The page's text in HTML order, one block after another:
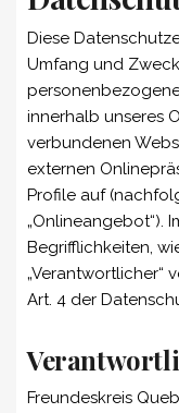
Diese
Umfang und
innerhalb unseres
verbundenen
externen
Profile auf
„Onlineangebot“).
Begrifflichkeiten,
„Verantwortlicher“
Art. 4 der
Freundeskreis